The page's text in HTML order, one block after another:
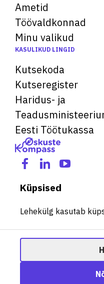
Ametid
Töövaldkonnad
Minu valikud
KASULIKUD LINGID
Kutsekoda
Kutseregister
Haridus- ja
Eesti Töötukassa
Küpsised
Lehekülg kasutab